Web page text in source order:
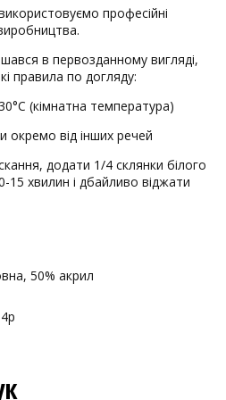
професійні
в первозданному вигляді,
правила по догляду:
(кімнатна температура)
окремо від інших речей
додати 1/4 склянки білого
хвилин і дбайливо віджати
50% акрил